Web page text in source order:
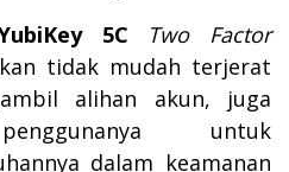
5C
Two Factor
tidak mudah terjerat
alihan akun, juga
untuk
dalam keamanan